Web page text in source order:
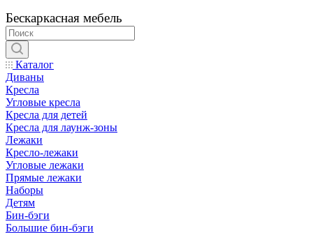
Бескаркасная мебель
Каталог
Диваны
Кресла
Угловые кресла
Кресла для детей
Кресла для лаунж-зоны
Лежаки
Кресло-лежаки
Угловые лежаки
Прямые лежаки
Наборы
Детям
Бин-бэги
Большие бин-бэги